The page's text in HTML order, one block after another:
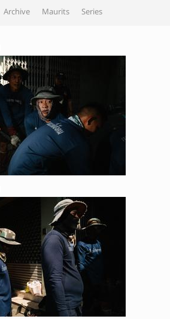
Archive Maurits Series